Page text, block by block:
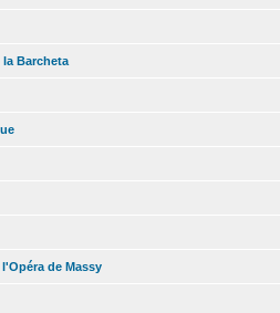
la Barcheta
de Massy